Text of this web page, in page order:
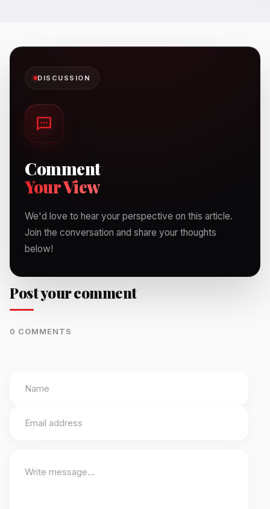
DISCUSSION
Comment
Your View
We'd love to hear your perspective on this article.
Join the conversation and share your thoughts
below!
Post your comment
0 COMMENTS